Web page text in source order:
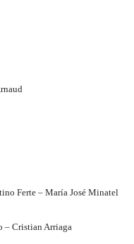
Ferte – María José Minatel
– Cristian Arriaga